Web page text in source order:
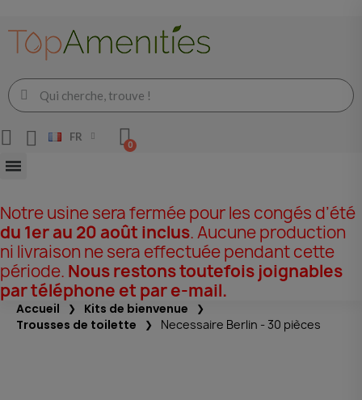
FR
Notre usine sera fermée pour les congés d’été
du 1er au 20 août inclus. Aucune production
ni livraison ne sera effectuée pendant cette
période. Nous restons toutefois joignables
par téléphone et par e-mail.
Accueil
Kits de bienvenue
Trousses de toilette
Necessaire Berlin - 30 pièces